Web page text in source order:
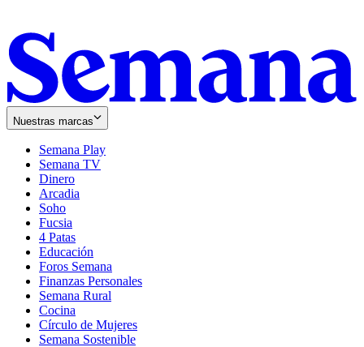
Nuestras marcas
Semana Play
Semana TV
Dinero
Arcadia
Soho
in
new
window
Fucsia
in
new
window
4 Patas
Educación
Foros Semana
Finanzas Personales
Semana Rural
Cocina
Círculo de Mujeres
Semana Sostenible